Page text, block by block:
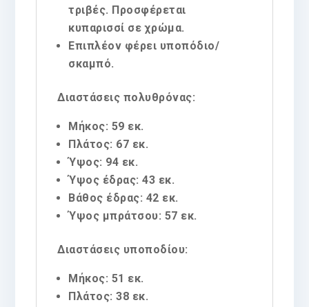
τριβές. Προσφέρεται
κυπαρισσί σε χρώμα.
Επιπλέον φέρει υποπόδιο/
σκαμπό.
Διαστάσεις πολυθρόνας:
Μήκος: 59 εκ.
Πλάτος: 67 εκ.
Ύψος: 94 εκ.
Ύψος έδρας: 43 εκ.
Βάθος έδρας: 42 εκ.
Ύψος μπράτσου: 57 εκ.
Διαστάσεις υποποδίου:
Μήκος: 51 εκ.
Πλάτος: 38 εκ.